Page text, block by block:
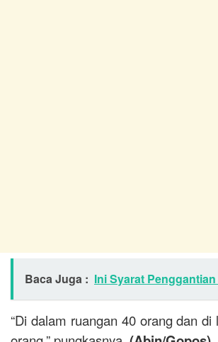
Baca Juga : Ini Syarat
“Di dalam ruangan 40 orang dan